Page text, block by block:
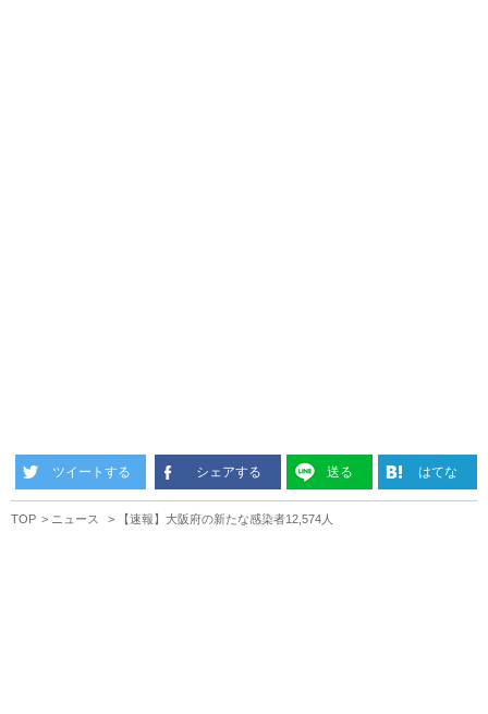
ツイートする シェアする 送る はてな
TOP ニュース 【速報】大阪府の新たな感染者12,574人